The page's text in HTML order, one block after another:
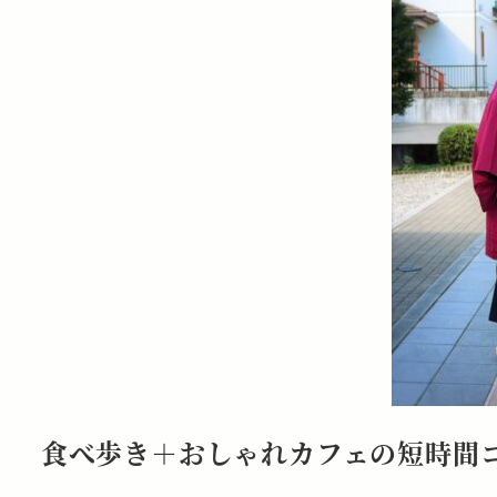
食べ歩き＋おしゃれカフェの短時間